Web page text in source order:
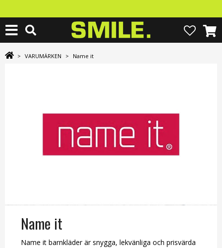
> VARUMÄRKEN > Name it
Name it
Name it barnkläder är snygga, lekvänliga och prisvärda